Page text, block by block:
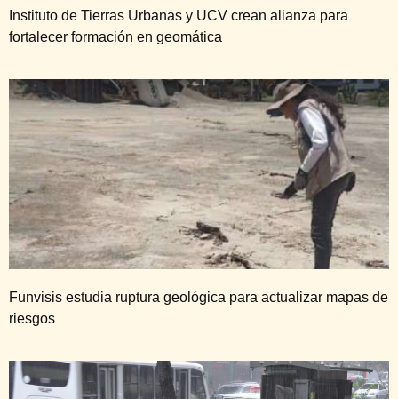
Instituto de Tierras Urbanas y UCV crean alianza para
fortalecer formación en geomática
Funvisis estudia ruptura geológica para actualizar mapas de
riesgos